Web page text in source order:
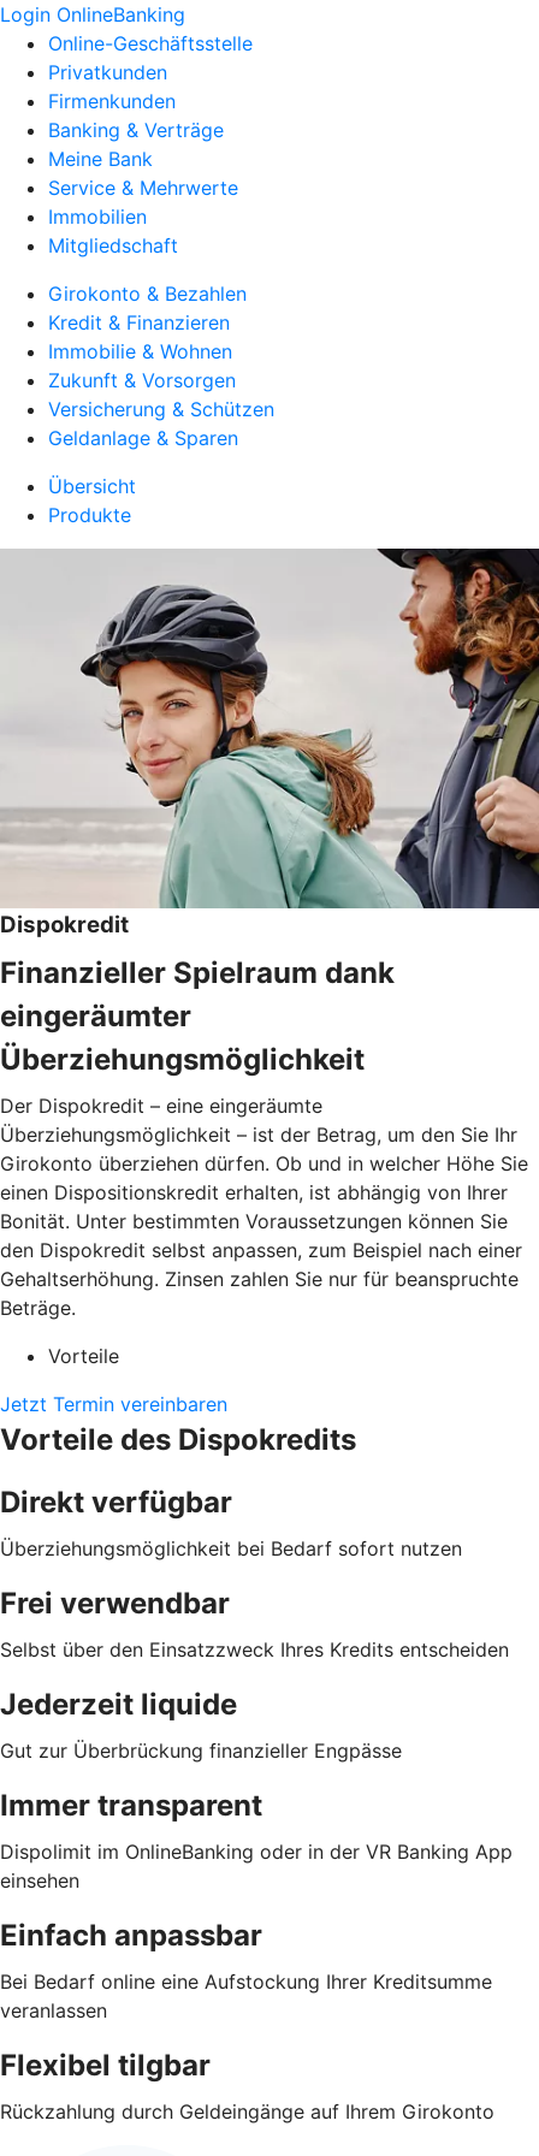
Login OnlineBanking
Online-Geschäftsstelle
Privatkunden
Firmenkunden
Banking & Verträge
Meine Bank
Service & Mehrwerte
Immobilien
Mitgliedschaft
Girokonto & Bezahlen
Kredit & Finanzieren
Immobilie & Wohnen
Zukunft & Vorsorgen
Versicherung & Schützen
Geldanlage & Sparen
Übersicht
Produkte
Dispokredit
Finanzieller Spielraum dank
eingeräumter
Überziehungsmöglichkeit
Der Dispokredit – eine eingeräumte
Überziehungsmöglichkeit – ist der Betrag, um den Sie Ihr
Girokonto überziehen dürfen. Ob und in welcher Höhe Sie
einen Dispositionskredit erhalten, ist abhängig von Ihrer
Bonität. Unter bestimmten Voraussetzungen können Sie
den Dispokredit selbst anpassen, zum Beispiel nach einer
Gehaltserhöhung. Zinsen zahlen Sie nur für beanspruchte
Beträge.
Vorteile
Jetzt Termin vereinbaren
Vorteile des Dispokredits
Direkt verfügbar
Überziehungsmöglichkeit bei Bedarf sofort nutzen
Frei verwendbar
Selbst über den Einsatzzweck Ihres Kredits entscheiden
Jederzeit liquide
Gut zur Überbrückung finanzieller Engpässe
Immer transparent
Dispolimit im OnlineBanking oder in der VR Banking App
einsehen
Einfach anpassbar
Bei Bedarf online eine Aufstockung Ihrer Kreditsumme
veranlassen
Flexibel tilgbar
Rückzahlung durch Geldeingänge auf Ihrem Girokonto